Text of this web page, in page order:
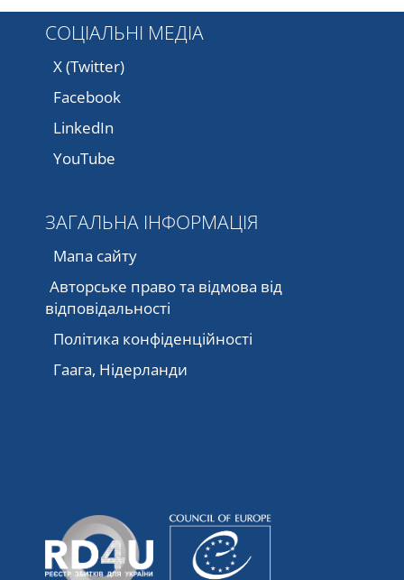
СОЦІАЛЬНІ МЕДІА
X (Twitter)
Facebook
LinkedIn
YouTube
ЗАГАЛЬНА ІНФОРМАЦІЯ
Мапа сайту
Авторське право та відмова від
відповідальності
Політика конфіденційності
Гаага, Нідерланди